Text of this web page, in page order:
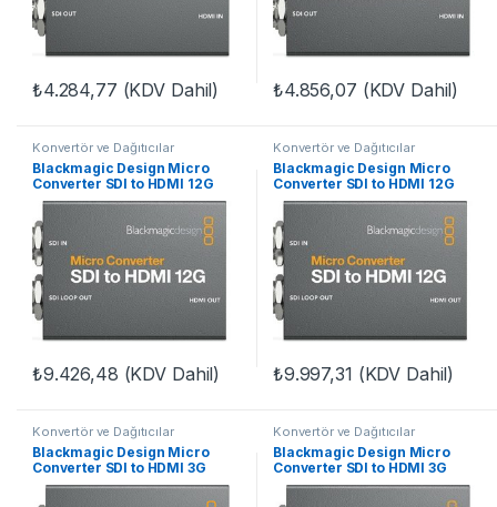
₺4.284,77 (KDV Dahil) ₺4.856,07 (KDV Dahil)
Konvertör ve Dağıtıcılar
Blackmagic Design Micro
Converter SDI to HDMI 12G
₺9.426,48 (KDV Dahil)
Konvertör ve Dağıtıcılar
Blackmagic Design Micro
Converter SDI to HDMI 12G
wPSU
₺9.997,31 (KDV Dahil)
Konvertör ve Dağıtıcılar
Blackmagic Design Micro
Converter SDI to HDMI 3G
Konvertör ve Dağıtıcılar
Blackmagic Design Micro
Converter SDI to HDMI 3G
wPSU